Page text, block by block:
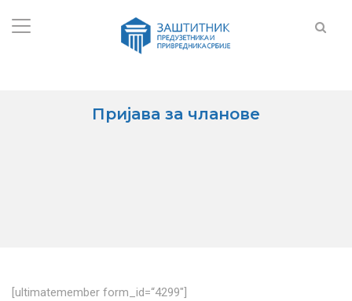
Пријава за чланове
[ultimatemember form_id=“4299″]